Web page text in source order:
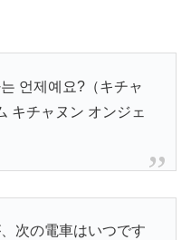
언제예요?（キチャ
キチャヌン オンジェ
次の電車はいつです